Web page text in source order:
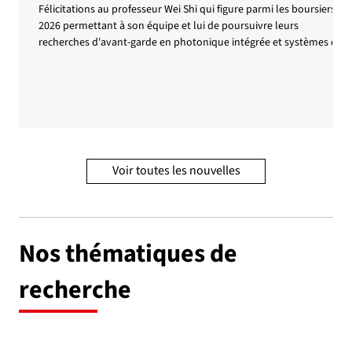
Félicitations au professeur Wei Shi qui figure parmi les boursiers
2026 permettant à son équipe et lui de poursuivre leurs
recherches d'avant-garde en photonique intégrée et systèmes de
Voir toutes les nouvelles
Nos thématiques de
recherche